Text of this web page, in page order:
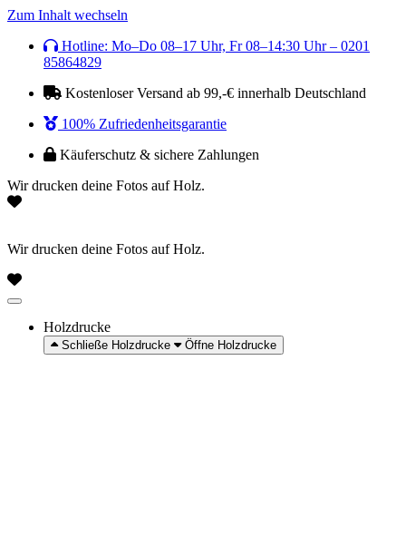
Zum Inhalt wechseln
Hotline: Mo–Do 08–17 Uhr, Fr 08–14:30 Uhr – 0201
85864829
Kostenloser Versand ab 99,-€ innerhalb Deutschland
100% Zufriedenheitsgarantie
Käuferschutz & sichere Zahlungen
Wir drucken deine Fotos auf Holz.
Wir drucken deine Fotos auf Holz.
Holzdrucke
Schließe Holzdrucke Öffne Holzdrucke